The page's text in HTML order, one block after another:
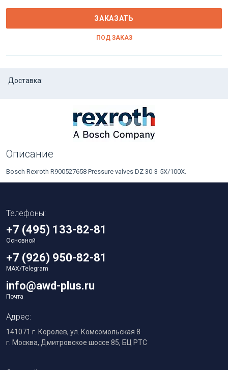
ЗАКАЗАТЬ
ПОД ЗАКАЗ
Доставка:
Описание
Bosch Rexroth R900527658 Pressure valves DZ 30-3-5X/100X.
Телефоны:
+7 (495) 133-82-81
Основной
+7 (926) 950-82-81
MAX/Telegram
info@awd-plus.ru
Почта
Адрес:
141071 г. Королев, ул. Комсомольская 8
г. Москва, Дмитровское шоссе 85, БЦ РТС